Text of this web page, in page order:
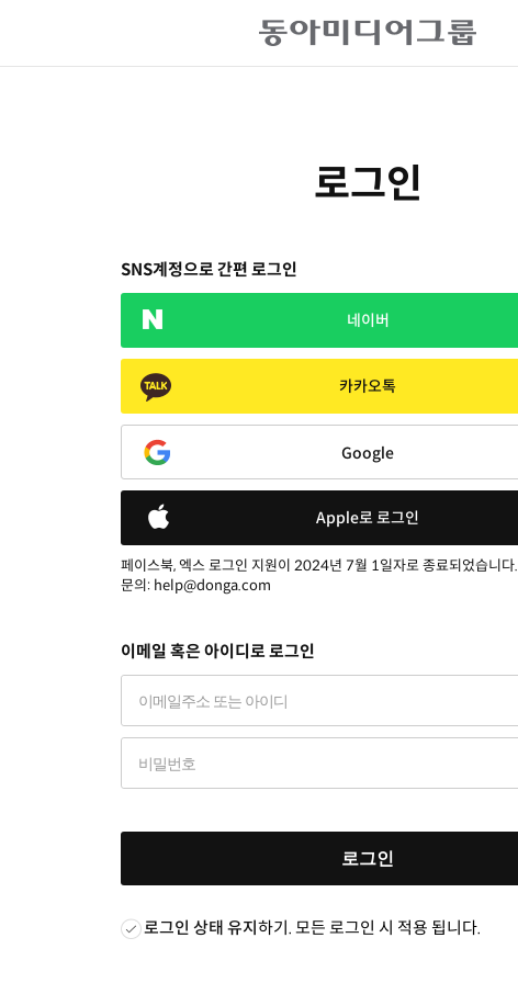
로그인
SNS계정으로 간편 로그인
네이버
카카오톡
Google
Apple로 로그인
페이스북, 엑스 로그인 지원이 2024년 7월 1일자로 종료되었습니다.
문의: help@donga.com
이메일 혹은 아이디로 로그인
로그인
로그인 상태 유지하기. 모든 로그인 시 적용 됩니다.